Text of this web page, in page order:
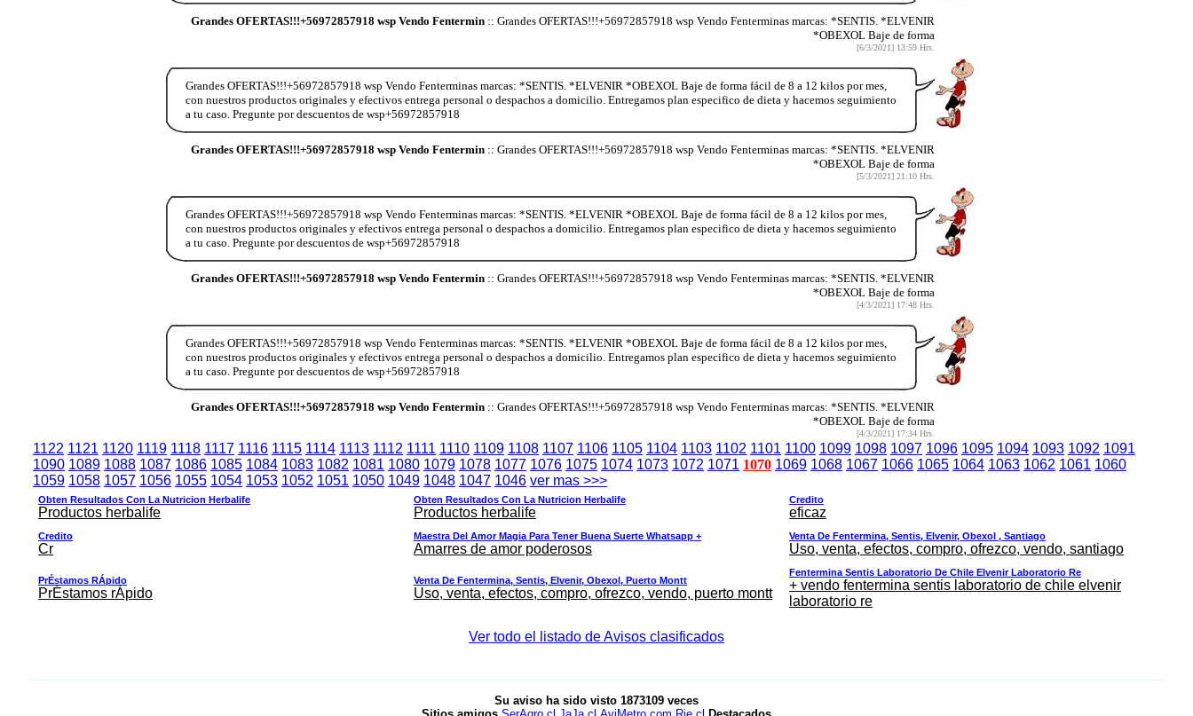
Grandes OFERTAS!!!+56972857918 wsp Vendo Fentermin:: Grandes OFERTAS!!!+56972857918 wsp Vendo Fenterminas marcas: *SENTIS. *ELVENIR
*OBEXOL Baje de forma
[6/3/2021] 13:59 Hrs.
Grandes OFERTAS!!!+56972857918 wsp Vendo Fenterminas marcas: *SENTIS. *ELVENIR *OBEXOL Baje de forma fácil de 8 a 12 kilos por mes,
con nuestros productos originales y efectivos entrega personal o despachos a domicilio. Entregamos plan especifico de dieta y hacemos seguimiento
a tu caso. Pregunte por descuentos de wsp+56972857918
Grandes OFERTAS!!!+56972857918 wsp Vendo Fentermin:: Grandes OFERTAS!!!+56972857918 wsp Vendo Fenterminas marcas: *SENTIS. *ELVENIR
*OBEXOL Baje de forma
[5/3/2021] 21:10 Hrs.
Grandes OFERTAS!!!+56972857918 wsp Vendo Fenterminas marcas: *SENTIS. *ELVENIR *OBEXOL Baje de forma fácil de 8 a 12 kilos por mes,
con nuestros productos originales y efectivos entrega personal o despachos a domicilio. Entregamos plan especifico de dieta y hacemos seguimiento
a tu caso. Pregunte por descuentos de wsp+56972857918
Grandes OFERTAS!!!+56972857918 wsp Vendo Fentermin:: Grandes OFERTAS!!!+56972857918 wsp Vendo Fenterminas marcas: *SENTIS. *ELVENIR
*OBEXOL Baje de forma
[4/3/2021] 17:48 Hrs.
Grandes OFERTAS!!!+56972857918 wsp Vendo Fenterminas marcas: *SENTIS. *ELVENIR *OBEXOL Baje de forma fácil de 8 a 12 kilos por mes,
con nuestros productos originales y efectivos entrega personal o despachos a domicilio. Entregamos plan especifico de dieta y hacemos seguimiento
a tu caso. Pregunte por descuentos de wsp+56972857918
Grandes OFERTAS!!!+56972857918 wsp Vendo Fentermin:: Grandes OFERTAS!!!+56972857918 wsp Vendo Fenterminas marcas: *SENTIS. *ELVENIR
*OBEXOL Baje de forma
[4/3/2021] 17:34 Hrs.
1122 1121 1120 1119 1118 1117 1116 1115 1114 1113 1112 1111 1110 1109 1108 1107 1106 1105 1104 1103 1102 1101 1100 1099 1098 1097 1096 1095 1094 1093 1092 1091
1090 1089 1088 1087 1086 1085 1084 1083 1082 1081 1080 1079 1078 1077 1076 1075 1074 1073 1072 1071 1070 1069 1068 1067 1066 1065 1064 1063 1062 1061 1060
1059 1058 1057 1056 1055 1054 1053 1052 1051 1050 1049 1048 1047 1046 ver mas >>>
Obten Resultados Con La Nutricion Herbalife
Productos herbalife
Obten Resultados Con La Nutricion Herbalife
Productos herbalife
Credito
eficaz
Credito
Cr
Maestra Del Amor Magia Para Tener Buena Suerte Whatsapp +
Amarres de amor poderosos
Venta De Fentermina, Sentis, Elvenir, Obexol , Santiago
Uso, venta, efectos, compro, ofrezco, vendo, santiago
PrÉstamos RÁpido
PrÉstamos rÁpido
Venta De Fentermina, Sentis, Elvenir, Obexol, Puerto Montt
Uso, venta, efectos, compro, ofrezco, vendo, puerto montt
Fentermina Sentis Laboratorio De Chile Elvenir Laboratorio Re
+ vendo fentermina sentis laboratorio de chile elvenir
laboratorio re
Ver todo el listado de Avisos clasificados
Su aviso ha sido visto 1873109 veces